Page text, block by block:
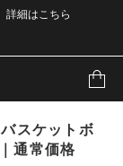
詳細はこちら
スケットボ
通常価格